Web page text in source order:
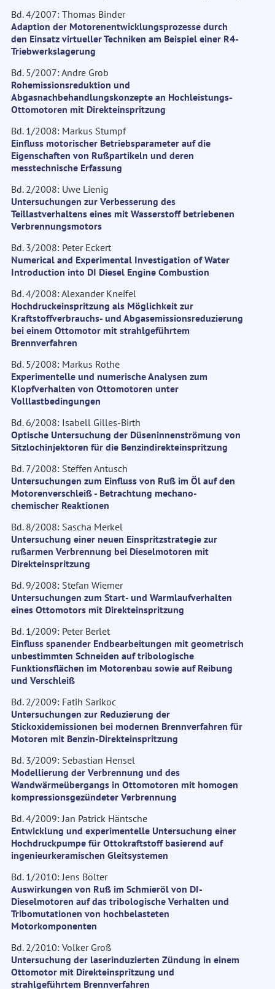
Bd. 4/2007: Thomas Binder
Adaption der Motorenentwicklungsprozesse durch
den Einsatz virtueller Techniken am Beispiel einer R4-
Triebwerkslagerung
Bd. 5/2007: Andre Grob
Rohemissionsreduktion und
Abgasnachbehandlungskonzepte an Hochleistungs-
Ottomotoren mit Direkteinspritzung
Bd. 1/2008: Markus Stumpf
Einfluss motorischer Betriebsparameter auf die
Eigenschaften von Rußpartikeln und deren
messtechnische Erfassung
Bd. 2/2008: Uwe Lienig
Untersuchungen zur Verbesserung des
Teillastverhaltens eines mit Wasserstoff betriebenen
Verbrennungsmotors
Bd. 3/2008: Peter Eckert
Numerical and Experimental Investigation of Water
Introduction into DI Diesel Engine Combustion
Bd. 4/2008: Alexander Kneifel
Hochdruckeinspritzung als Möglichkeit zur
Kraftstoffverbrauchs- und Abgasemissionsreduzierung
bei einem Ottomotor mit strahlgeführtem
Brennverfahren
Bd. 5/2008: Markus Rothe
Experimentelle und numerische Analysen zum
Klopfverhalten von Ottomotoren unter
Volllastbedingungen
Bd. 6/2008: Isabell Gilles-Birth
Optische Untersuchung der Düseninnenströmung von
Sitzlochinjektoren für die Benzindirekteinspritzung
Bd. 7/2008: Steffen Antusch
Untersuchungen zum Einfluss von Ruß im Öl auf den
Motorenverschleiß - Betrachtung mechano-
chemischer Reaktionen
Bd. 8/2008: Sascha Merkel
Untersuchung einer neuen Einspritzstrategie zur
rußarmen Verbrennung bei Dieselmotoren mit
Direkteinspritzung
Bd. 9/2008: Stefan Wiemer
Untersuchungen zum Start- und Warmlaufverhalten
eines Ottomotors mit Direkteinspritzung
Bd. 1/2009: Peter Berlet
Einfluss spanender Endbearbeitungen mit geometrisch
unbestimmten Schneiden auf tribologische
Funktionsflächen im Motorenbau sowie auf Reibung
und Verschleiß
Bd. 2/2009: Fatih Sarikoc
Untersuchungen zur Reduzierung der
Stickoxidemissionen bei modernen Brennverfahren für
Motoren mit Benzin-Direkteinspritzung
Bd. 3/2009: Sebastian Hensel
Modellierung der Verbrennung und des
Wandwärmeübergangs in Ottomotoren mit homogen
kompressionsgezündeter Verbrennung
Bd. 4/2009: Jan Patrick Häntsche
Entwicklung und experimentelle Untersuchung einer
Hochdruckpumpe für Ottokraftstoff basierend auf
ingenieurkeramischen Gleitsystemen
Bd. 1/2010: Jens Bölter
Auswirkungen von Ruß im Schmieröl von DI-
Dieselmotoren auf das tribologische Verhalten und
Tribomutationen von hochbelasteten
Motorkomponenten
Bd. 2/2010: Volker Groß
Untersuchung der laserinduzierten Zündung in einem
Ottomotor mit Direkteinspritzung und
strahlgeführtem Brennverfahren